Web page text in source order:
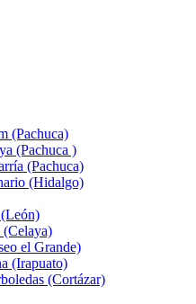
(Pachuca)
(Pachuca )
(Pachuca)
(Hidalgo)
(Celaya)
el Grande)
(Irapuato)
(Cortázar)